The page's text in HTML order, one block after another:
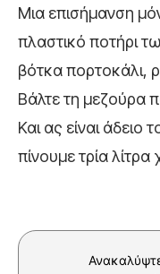
Μια επισήμανση
πλαστικό ποτήρι
βότκα πορτοκάλι,
Βάλτε τη μεζούρα
Και ας είναι άδειο
πίνουμε τρία λίτρα